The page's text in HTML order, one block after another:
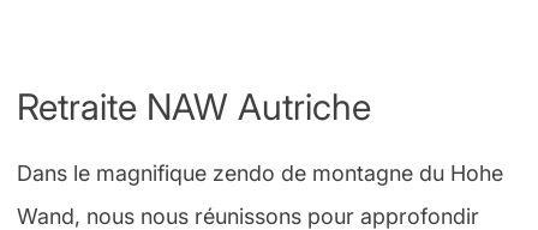
Retraite NAW Autriche
Dans le magnifique zendo de montagne du Hohe
Wand, nous nous réunissons pour approfondir